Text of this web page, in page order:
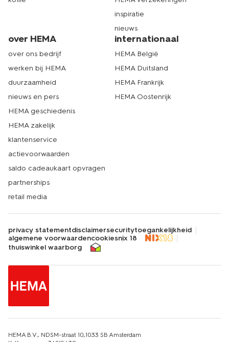
inspiratie
nieuws
over HEMA
over ons bedrijf
werken bij HEMA
duurzaamheid
nieuws en pers
HEMA geschiedenis
HEMA zakelijk
klantenservice
actievoorwaarden
saldo cadeaukaart opvragen
partnerships
retail media
internationaal
HEMA België
HEMA Duitsland
HEMA Frankrijk
HEMA Oostenrijk
privacy statementdisclaimersecuritytoegankelijkheid
algemene voorwaardencookiesnix 18
thuiswinkel waarborg
HEMA B.V., NDSM-straat 10,1033 SB Amsterdam